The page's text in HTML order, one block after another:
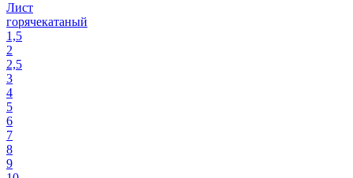
Лист
горячекатаный
1,5
2
2,5
3
4
5
6
7
8
9